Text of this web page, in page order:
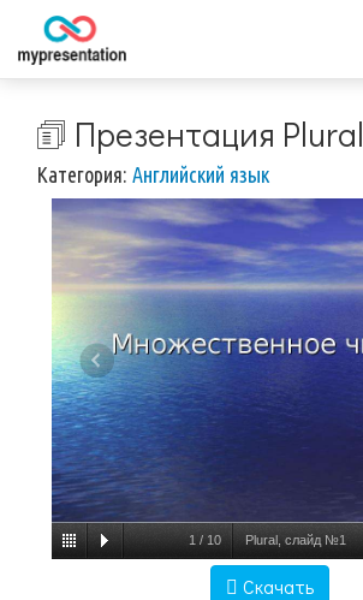
🗊 Презентация Plural
Категория: Английский язык
1 / 10 Plural, слайд №1
Скачать